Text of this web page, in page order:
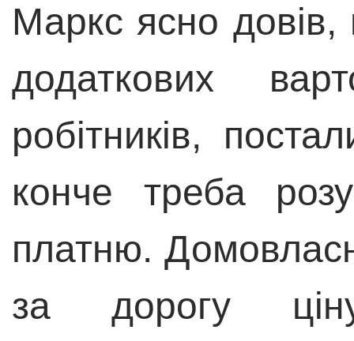
Маркс ясно довів,
додаткових
робітників,
конче треба
платню.
за дорогу